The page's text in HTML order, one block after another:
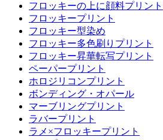
フロッキーの上に顔料プリント
フロッキープリント
フロッキー型染め
フロッキー多色刷りプリント
フロッキー昇華転写プリント
ペーパープリント
ホロジリコンプリント
ボンディング・オパール
マーブリングプリント
ラバープリント
ラメ×フロッキープリント